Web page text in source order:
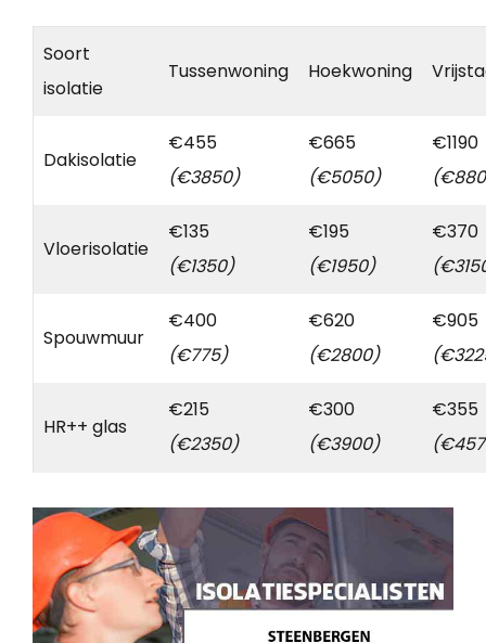
Soort
isolatie
Tussenwoning Hoekwoning
Dakisolatie
€455
(€3850)
€665
(€5050)
€1190
Vloerisolatie
€135
(€1350)
€195
(€1950)
€370
Spouwmuur
€400
(€775)
€620
(€2800)
€905
HR++ glas
€215
(€2350)
€300
(€3900)
€355